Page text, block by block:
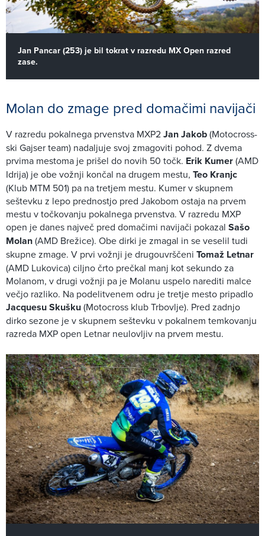
Jan Pancar (253) je bil tokrat v razredu MX Open razred
zase.
Molan do zmage pred domačimi navijači
V razredu pokalnega prvenstva MXP2Jan Jakob(Motocross-
ski Gajser team) nadaljuje svoj zmagoviti pohod. Z dvema
prvima mestoma je prišel do novih 50 točk. Erik Kumer(AMD
Idrija) je obe vožnji končal na drugem mestu, Teo Kranjc
(Klub MTM 501) pa na tretjem mestu. Kumer v skupnem
seštevku z lepo prednostjo pred Jakobom ostaja na prvem
mestu v točkovanju pokalnega prvenstva. V razredu MXP
open je danes največ pred domačimi navijači pokazal Sašo
Molan(AMD Brežice). Obe dirki je zmagal in se veselil tudi
skupne zmage. V prvi vožnji je drugouvrščeni Tomaž Letnar
(AMD Lukovica) ciljno črto prečkal manj kot sekundo za
Molanom, v drugi vožnji pa je Molanu uspelo narediti malce
večjo razliko. Na podelitvenem odru je tretje mesto pripadlo
Jacquesu Skušku(Motocross klub Trbovlje). Pred zadnjo
dirko sezone je v skupnem seštevku v pokalnem temkovanju
razreda MXP open Letnar neulovljiv na prvem mestu.